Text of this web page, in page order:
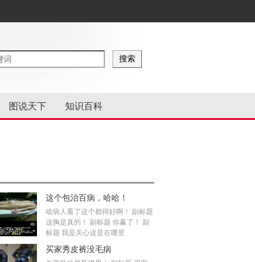
图说天下 知识百科
这个包治百病，哈哈！
啥病人看了这个都得好啊！ 副标题
这胸是真的！ 副标题 你赢了！ 副
标题 我是关心这是在哪里
买家秀皮裤没毛病